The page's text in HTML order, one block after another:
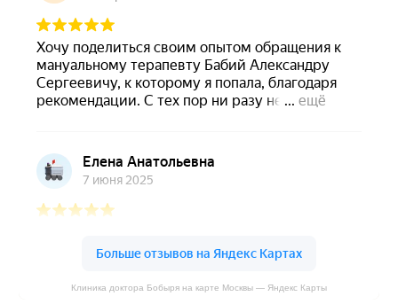
Клиника доктора Бобыря на карте Москвы — Яндекс Карты